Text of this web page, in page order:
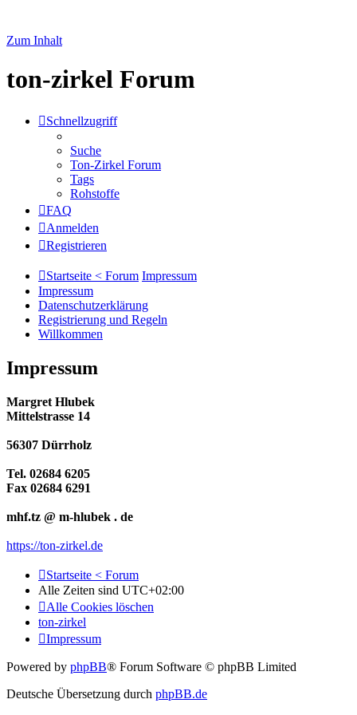
Zum Inhalt
ton-zirkel Forum
Schnellzugriff
Suche
Ton-Zirkel Forum
Tags
Rohstoffe
FAQ
Anmelden
Registrieren
Startseite < Forum Impressum
Impressum
Datenschutzerklärung
Registrierung und Regeln
Willkommen
Impressum
Margret Hlubek
Mittelstrasse 14
56307 Dürrholz
Tel. 02684 6205
Fax 02684 6291
mhf.tz @ m-hlubek . de
https://ton-zirkel.de
Startseite < Forum
Alle Zeiten sind UTC+02:00
Alle Cookies löschen
ton-zirkel
Impressum
Powered by phpBB® Forum Software © phpBB Limited
Deutsche Übersetzung durch phpBB.de